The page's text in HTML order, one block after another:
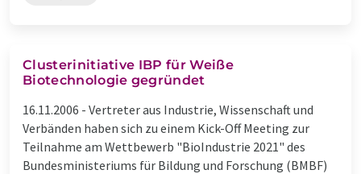
Clusterinitiative IBP für Weiße
Biotechnologie gegründet
16.11.2006 - Vertreter aus Industrie, Wissenschaft und
Verbänden haben sich zu einem Kick-Off Meeting zur
Teilnahme am Wettbewerb "BioIndustrie 2021" des
Bundesministeriums für Bildung und Forschung (BMBF)